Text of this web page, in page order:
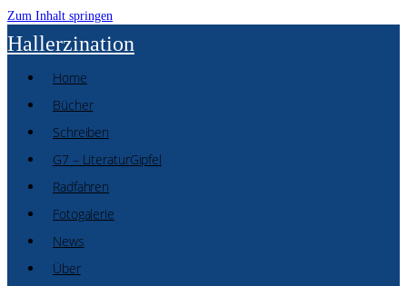
Zum Inhalt springen
Hallerzination
Home
Bücher
Schreiben
G7 – LiteraturGipfel
Radfahren
Fotogalerie
News
Über